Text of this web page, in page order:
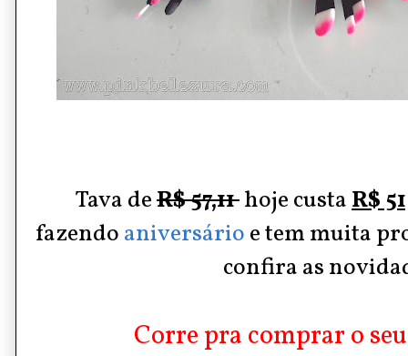
Tava deR$ 57,11hoje custaR$
fazendoaniversárioe tem muita
confira as
Corre pra comprar o